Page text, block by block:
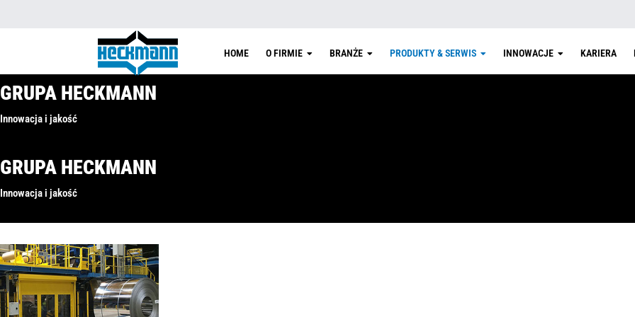
HOME O FIRMIE BRANŻE PRODUKTY & SERWIS INNOWACJE KARIERA
GRUPA HECKMANN
Innowacja i jakość
GRUPA HECKMANN
Innowacja i jakość